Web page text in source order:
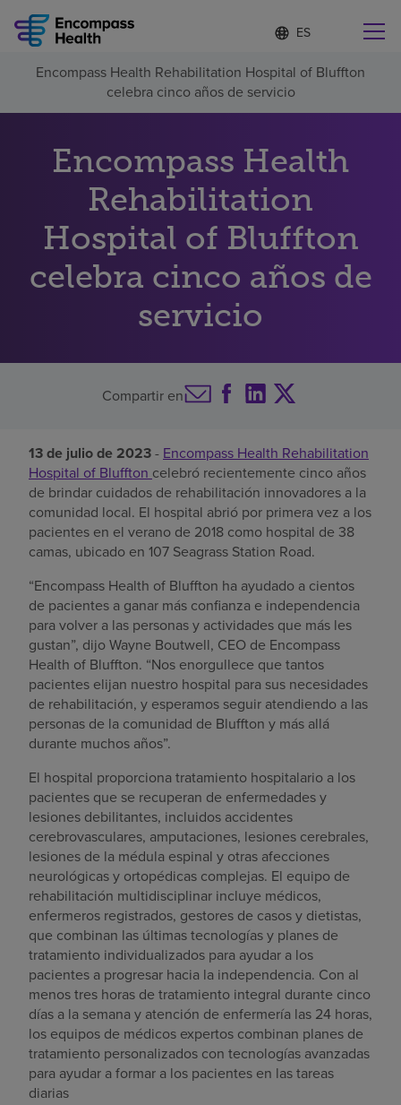
Lista
de
idiomas
contraída
d
o
m
a
l
e
c
c
i
o
n
a
Encuentre una localidad cerca de usted
Por qué debe elegirnos
Servicios de rehabilitación
Pacientes y cuidadores
Inversores
Empleos
Encompass Health Rehabilitation Hospital of Bluffton
celebra cinco años de servicio
Encompass Health
Rehabilitation
Hospital of Bluffton
celebra cinco años de
servicio
Compartir en
13 de julio de 2023- Encompass Health Rehabilitation
Hospital of Bluffton celebró recientemente cinco años
de brindar cuidados de rehabilitación innovadores a la
comunidad local. El hospital abrió por primera vez a los
pacientes en el verano de 2018 como hospital de 38
camas, ubicado en 107 Seagrass Station Road.
“Encompass Health of Bluffton ha ayudado a cientos
de pacientes a ganar más confianza e independencia
para volver a las personas y actividades que más les
gustan”, dijo Wayne Boutwell, CEO de Encompass
Health of Bluffton. “Nos enorgullece que tantos
pacientes elijan nuestro hospital para sus necesidades
de rehabilitación, y esperamos seguir atendiendo a las
personas de la comunidad de Bluffton y más allá
durante muchos años”.
El hospital proporciona tratamiento hospitalario a los
pacientes que se recuperan de enfermedades y
lesiones debilitantes, incluidos accidentes
cerebrovasculares, amputaciones, lesiones cerebrales,
lesiones de la médula espinal y otras afecciones
neurológicas y ortopédicas complejas. El equipo de
rehabilitación multidisciplinar incluye médicos,
enfermeros registrados, gestores de casos y dietistas,
que combinan las últimas tecnologías y planes de
tratamiento individualizados para ayudar a los
pacientes a progresar hacia la independencia. Con al
menos tres horas de tratamiento integral durante cinco
días a la semana y atención de enfermería las 24 horas,
los equipos de médicos expertos combinan planes de
tratamiento personalizados con tecnologías avanzadas
para ayudar a formar a los pacientes en las tareas
diarias